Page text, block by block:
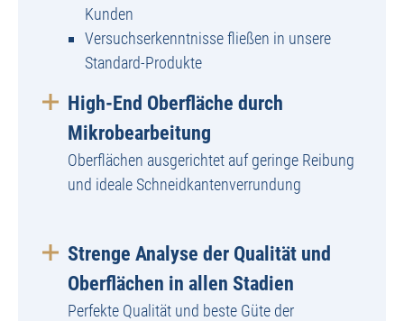
Kunden
Versuchserkenntnisse fließen in unsere
Standard-Produkte
High-End Oberfläche durch
Mikrobearbeitung
Oberflächen ausgerichtet auf geringe Reibung
und ideale Schneidkantenverrundung
Strenge Analyse der Qualität und
Oberflächen in allen Stadien
Perfekte Qualität und beste Güte der